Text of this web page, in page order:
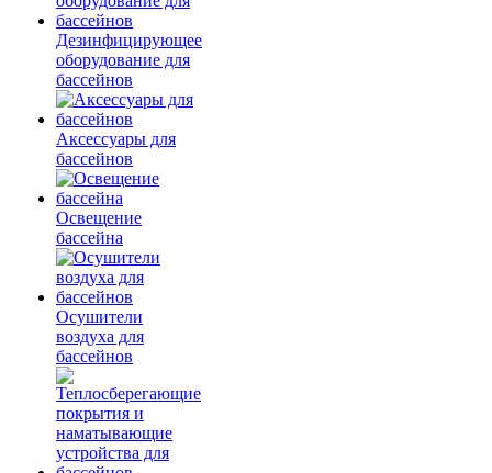
Дезинфицирующее
оборудование для
бассейнов
Аксессуары для
бассейнов
Освещение
бассейна
Осушители
воздуха для
бассейнов